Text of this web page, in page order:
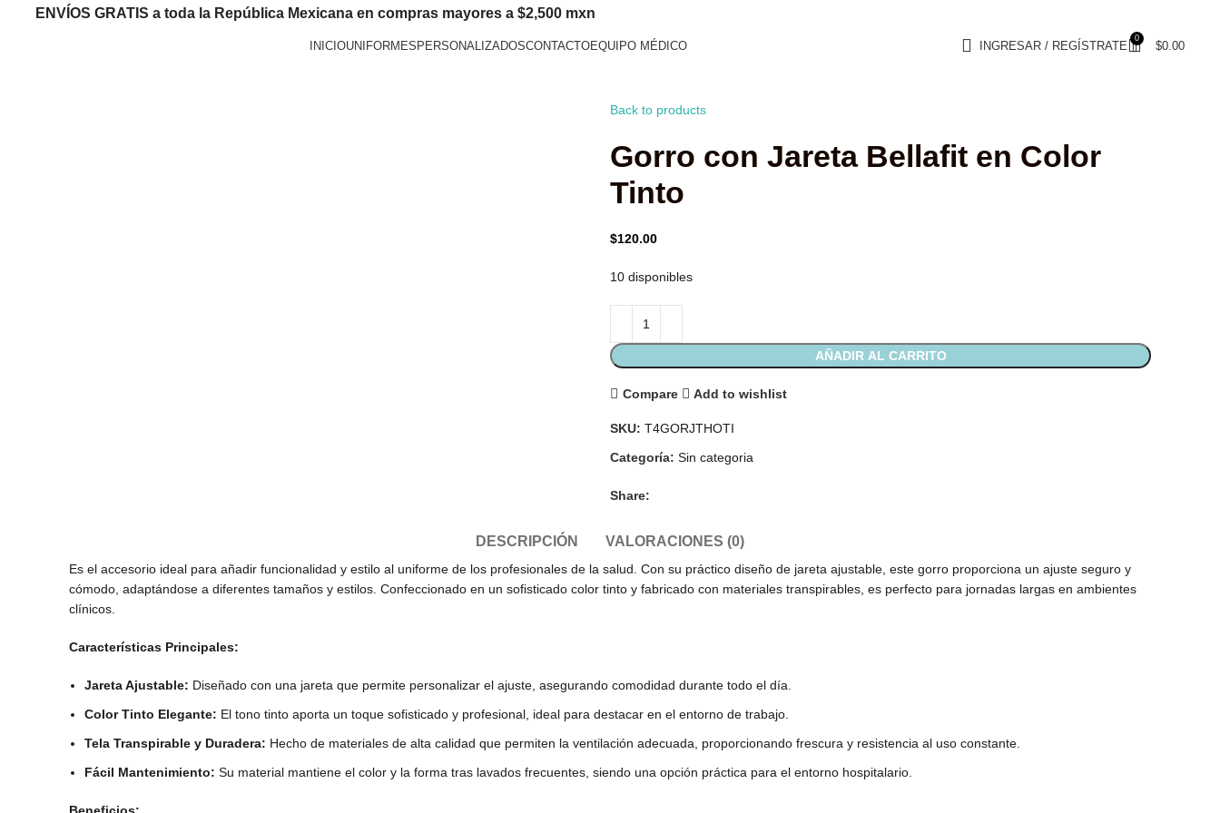
ENVÍOS GRATIS a toda la República Mexicana en compras mayores a $2,500 mxn
INICIOUNIFORMESPERSONALIZADOSCONTACTOEQUIPO MÉDICO INGRESAR / REGÍSTRATE
0
$0.00
Back to products
Gorro con Jareta Bellafit en Color
Tinto
$120.00
10 disponibles
AÑADIR AL CARRITO
Compare Add to wishlist
SKU: T4GORJTHOTI
Categoría: Sin categoria
Share:
DESCRIPCIÓN VALORACIONES (0)
Es el accesorio ideal para añadir funcionalidad y estilo al uniforme de los profesionales de la salud. Con su práctico diseño de jareta ajustable, este gorro proporciona un ajuste seguro y
cómodo, adaptándose a diferentes tamaños y estilos. Confeccionado en un sofisticado color tinto y fabricado con materiales transpirables, es perfecto para jornadas largas en ambientes
clínicos.
Características Principales:
Jareta Ajustable: Diseñado con una jareta que permite personalizar el ajuste, asegurando comodidad durante todo el día.
Color Tinto Elegante: El tono tinto aporta un toque sofisticado y profesional, ideal para destacar en el entorno de trabajo.
Tela Transpirable y Duradera: Hecho de materiales de alta calidad que permiten la ventilación adecuada, proporcionando frescura y resistencia al uso constante.
Fácil Mantenimiento: Su material mantiene el color y la forma tras lavados frecuentes, siendo una opción práctica para el entorno hospitalario.